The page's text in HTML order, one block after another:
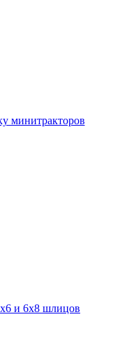
минитракторов
и 6x8 шлицов